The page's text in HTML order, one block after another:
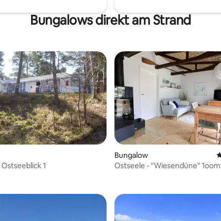
Bungalows direkt am Strand
1
Bungalow
Ostseele - "Wiesendüne" 1oom zum